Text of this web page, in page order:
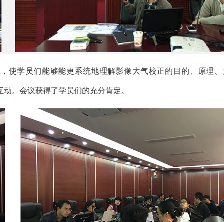
使学员们能够能更系统地理解影像大气校正的目的、原理
。会议获得了学员们的充分肯定。